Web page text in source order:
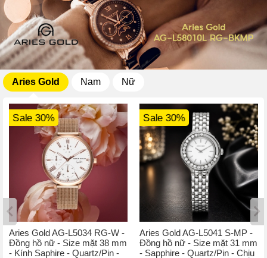
Aries Gold Nam Nữ
Sale 30%
Aries Gold AG-L5034 RG-W -
Đồng hồ nữ - Size mặt 38 mm
- Kính Saphire - Quartz/Pin -
Sale 30%
Aries Gold AG-L5041 S-MP -
Đồng hồ nữ - Size mặt 31 mm
- Sapphire - Quartz/Pin - Chịu